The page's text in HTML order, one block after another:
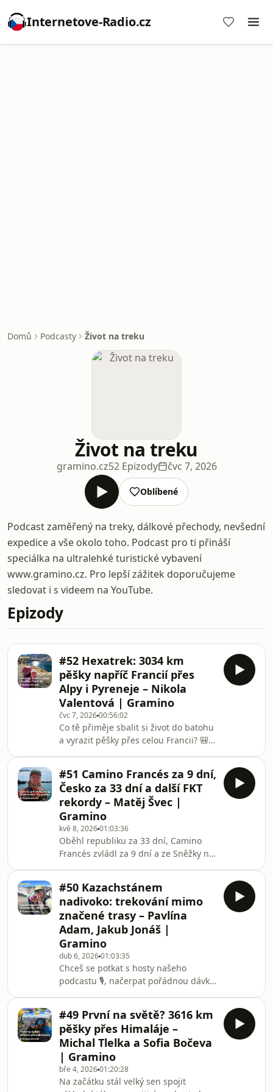
Internetove-Radio.cz
Domů Podcasty Život na treku
Život na treku
gramino.cz52 Epizody čvc 7, 2026
Oblíbené
Podcast zaměřený na treky, dálkové přechody, nevšední
expedice a vše okolo toho. Podcast pro ti přináší
speciálka na ultralehké turistické vybavení
www.gramino.cz. Pro lepší zážitek doporučujeme
sledovat i s videem na YouTube.
Epizody
#52 Hexatrek: 3034 km
pěšky napříč Francií přes
Alpy i Pyreneje – Nikola
Valentová | Gramino
čvc 7, 202600:56:02
Co tě přiměje sbalit si život do batohu
a vyrazit pěšky přes celou Francii? 🎒
Češka, která zdolala celý Hexatrek.
Benjaminek mezi dálkovými traily,
který měří 3034 km a vede mimo jiné
přes hřebeny Alp a Pyrenejí, má
ambici stát se evropským PCT. 🥾Nikol
nevyrážela jako ostřílená thru-hikerka.
Měla za sebou jen kratší poutě, které
se
#51 Camino Francés za 9 dní,
Česko za 33 dní a další FKT
rekordy – Matěj Švec |
Gramino
kvě 8, 202601:03:36
Oběhl republiku za 33 dní, Camino
Francés zvládl za 9 dní a ze Sněžky na
hikery a držitele FKT (Fastest Known
Time) rekordů. 🏃Hostem 51. dílu
podcastu Život na treku je ultraběžec
a vyznavač rekordně rychlých
přechodů, který na cestách hledá
hranice vlastních možností i intenzivní
emoce.Běh na extrémní vzdálenosti a
snaha o nej
#50 Kazachstánem
nadivoko: trekování mimo
značené trasy – Pavlína
Adam, Jakub Jonáš |
Gramino
dub 6, 202601:03:35
Chceš se potkat s hosty našeho
podcastu 🎙️, načerpat pořádnou dávku
doraž na náš festival Život na treku,
který se koná 22.–24. května v obci
Hrádek u Ústí nad Orlicí. 📍 Můžeš se
těšit na našlapané přednášky,
praktické workshopy, skvělé jídlo 🍔,
seznamovačky, soutěže o výbavu v
#49 První na světě? 3616 km
pěšky přes Himaláje –
Michal Tlelka a Sofia Bočeva
| Gramino
bře 4, 202601:20:28
Na začátku stál velký sen spojit